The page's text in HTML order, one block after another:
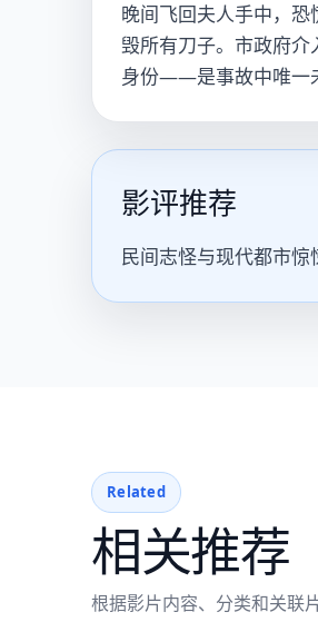
晚间飞回夫人手中，恐
毁所有刀子。市政府
身份——是事故中唯一
影评推荐
民间志怪与现代都市惊
Related
相关推荐
根据影片内容、分类和关联